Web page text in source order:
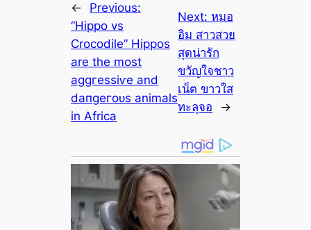
←
Previous:
“Hippo vs
Crocodile” Hippos
are the most
аɡɡгeѕѕіⱱe and
dапɡeгoᴜѕ animals
in Afriса
Next: หมอ
อิม สาวสวย
สุดน่ารัก
ขวัญใจชาว
เน็ต ขาวใส
ทะลุจอ
→